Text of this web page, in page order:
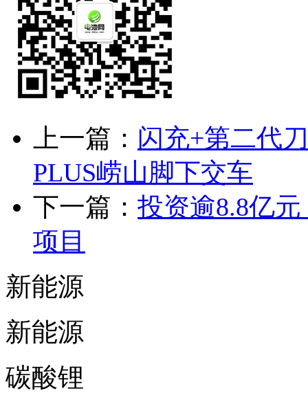
上一篇： 闪充+第二代
PLUS崂山脚下交车
下一篇： 投资逾8.8亿
项目
新能源
新能源
碳酸锂